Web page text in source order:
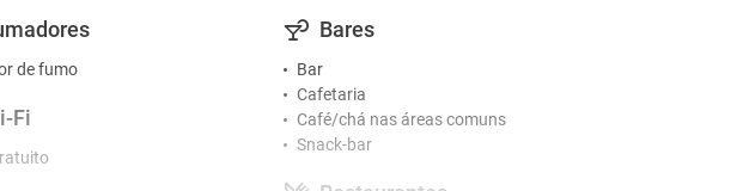
de fumo
Fi
Bares
Bar
Cafetaria
Café/chá nas áreas comuns
Snack-bar